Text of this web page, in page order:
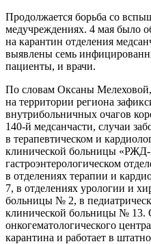
Продолжается борьба со
медучреждениях. 4 мая было
на карантин отделения
выявлены семь
пациенты, и врачи.
По словам Оксаны
на территории региона
внутрибольничных очагов
140-й медсанчасти, случаи
в терапевтическом и
клинической больницы
гастроэнтерологическом
в отделениях терапии и
7, в отделениях урологии и
больницы № 2, в
клинической больницы № 13.
онкогематологического
карантина и работает в